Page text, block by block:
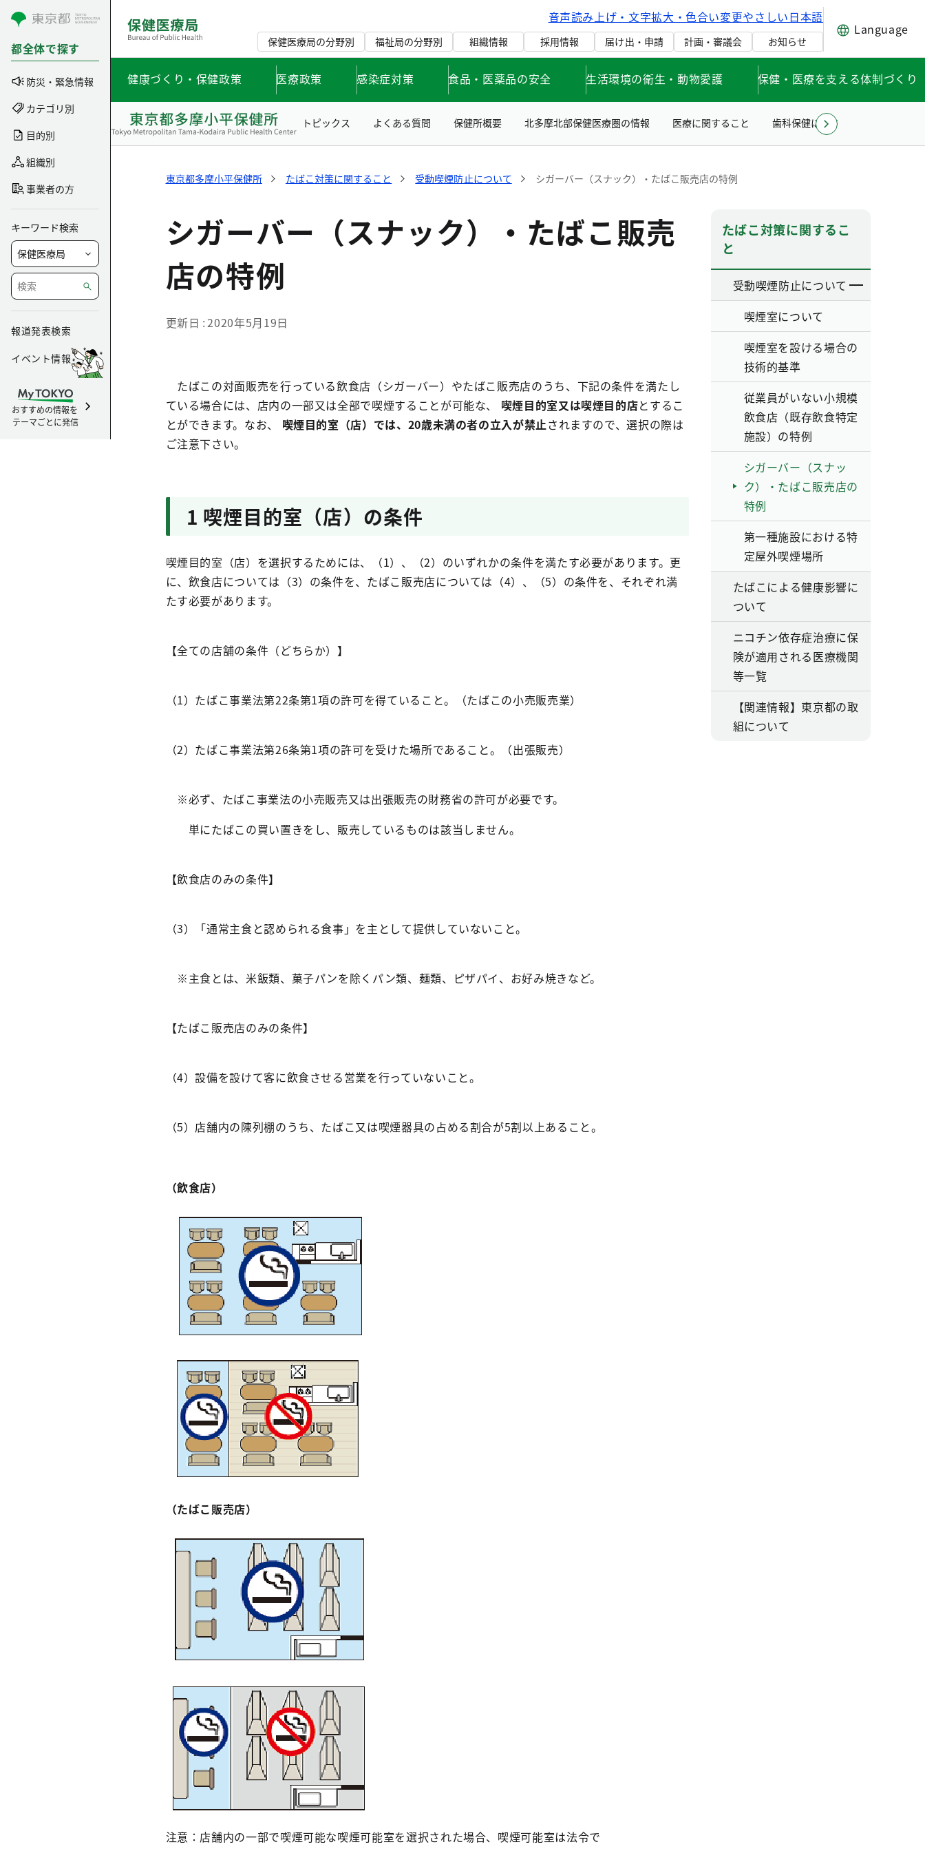
コンテンツにスキップ
都全体で探す
防災・緊急情報
カテゴリ別
目的別
組織別
事業者の方
キーワード検索
報道発表検索
イベント情報
おすすめの情報を
テーマごとに発信
音声読み上げ・文字拡大・色合い変更やさしい日本語
保健医療局の分野別 福祉局の分野別 組織情報 採用情報 届け出・申請 計画・審議会 お知らせ
Language
健康づくり・保健政策 医療政策 感染症対策 食品・医薬品の安全 生活環境の衛生・動物愛護 保健・医療を支える体制づくり
トピックス よくある質問 保健所概要 北多摩北部保健医療圏の情報 医療に関すること 歯科保健に関すること
東京都多摩小平保健所 たばこ対策に関すること 受動喫煙防止について シガーバー（スナック）・たばこ販売店の特例
シガーバー（スナック）・たばこ販売
店の特例
更新日 2020年5月19日
たばこの対面販売を行っている飲食店（シガーバー）やたばこ販売店のうち、下記の条件を満たし
ている場合には、店内の一部又は全部で喫煙することが可能な、 喫煙目的室又は喫煙目的店とするこ
とができます。なお、 喫煙目的室（店）では、20歳未満の者の立入が禁止されますので、選択の際は
ご注意下さい。
1 喫煙目的室（店）の条件
喫煙目的室（店）を選択するためには、（1）、（2）のいずれかの条件を満たす必要があります。更
に、飲食店については（3）の条件を、たばこ販売店については（4）、（5）の条件を、それぞれ満
たす必要があります。
【全ての店舗の条件（どちらか）】
（1）たばこ事業法第22条第1項の許可を得ていること。（たばこの小売販売業）
（2）たばこ事業法第26条第1項の許可を受けた場所であること。（出張販売）
※必ず、たばこ事業法の小売販売又は出張販売の財務省の許可が必要です。
単にたばこの買い置きをし、販売しているものは該当しません。
【飲食店のみの条件】
（3）「通常主食と認められる食事」を主として提供していないこと。
※主食とは、米飯類、菓子パンを除くパン類、麺類、ピザパイ、お好み焼きなど。
【たばこ販売店のみの条件】
（4）設備を設けて客に飲食させる営業を行っていないこと。
（5）店舗内の陳列棚のうち、たばこ又は喫煙器具の占める割合が5割以上あること。
（飲食店）
（たばこ販売店）
注意：店舗内の一部で喫煙可能な喫煙可能室を選択された場合、喫煙可能室は法令で
たばこ対策に関するこ
と
受動喫煙防止について
喫煙室について
喫煙室を設ける場合の
技術的基準
従業員がいない小規模
飲食店（既存飲食特定
施設）の特例
シガーバー（スナッ
ク）・たばこ販売店の
特例
第一種施設における特
定屋外喫煙場所
たばこによる健康影響に
ついて
ニコチン依存症治療に保
険が適用される医療機関
等一覧
【関連情報】東京都の取
組について